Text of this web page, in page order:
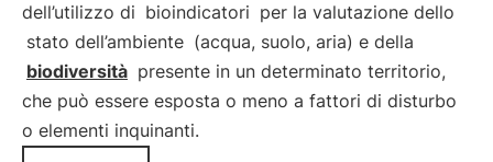
dell’utilizzo di bioindicatori per la valutazione dello
stato dell’ambiente (acqua, suolo, aria) e della
biodiversità presente in un determinato territorio,
che può essere esposta o meno a fattori di disturbo
o elementi inquinanti.